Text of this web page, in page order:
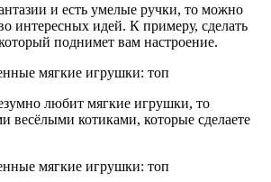
и есть умелые ручки, то можно
интересных идей. К примеру, сделать
поднимет вам настроение.
любит мягкие игрушки, то
весёлыми котиками, которые сделаете